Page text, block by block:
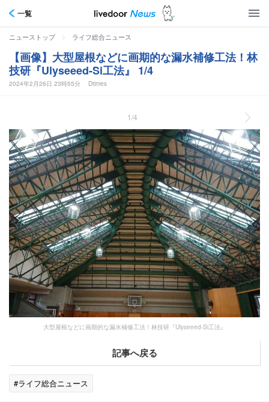
一覧
ニューストップ > ライフ総合ニュース
【画像】大型屋根などに画期的な漏水補修工法！林
技研『Ulyseeed-Si工法』 1/4
2024年2月26日 23時55分 Dtimes
1/4
大型屋根などに画期的な漏水補修工法！林技研『Ulyseeed-Si工法』
記事へ戻る
#ライフ総合ニュース